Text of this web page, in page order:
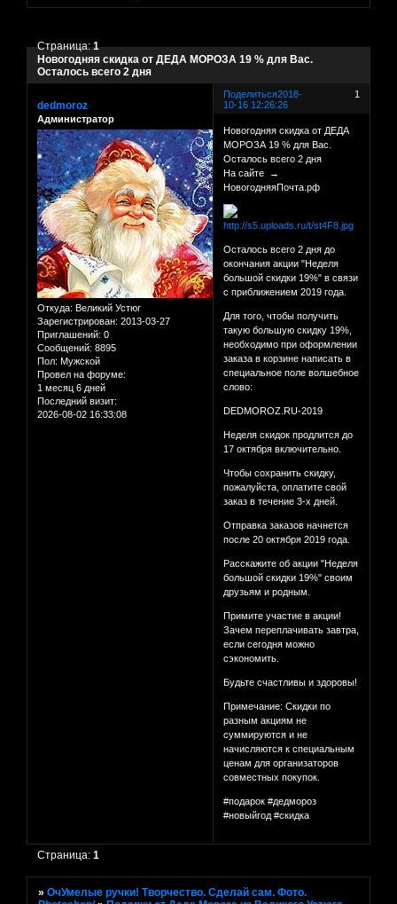
Новогодняя скидка от ДЕДА МОРОЗА 19 % для Вас.
Осталось всего 2 дня
Страница:1
Поделиться 1
2018-
10-16 12:26:26
dedmoroz
Администратор
Откуда: Великий Устюг
Зарегистрирован: 2013-03-27
Приглашений: 0
Сообщений: 8895
Пол: Мужской
Провел на форуме:
1 месяц 6 дней
Последний визит:
2026-08-02 16:33:08
Новогодняя скидка от ДЕДА
МОРОЗА 19 % для Вас.
Осталось всего 2 дня
На сайте →
НовогодняяПочта.рф
Осталось всего 2 дня до
окончания акции "Неделя
большой скидки 19%" в связи
с приближением 2019 года.
Для того, чтобы получить
такую большую скидку 19%,
необходимо при оформлении
заказа в корзине написать в
специальное поле волшебное
слово:
DEDMOROZ.RU-2019
Неделя скидок продлится до
17 октября включительно.
Чтобы сохранить скидку,
пожалуйста, оплатите свой
заказ в течение 3-х дней.
Отправка заказов начнется
после 20 октября 2019 года.
Расскажите об акции "Неделя
большой скидки 19%" своим
друзьям и родным.
Примите участие в акции!
Зачем переплачивать завтра,
если сегодня можно
сэкономить.
Будьте счастливы и здоровы!
Примечание: Скидки по
разным акциям не
суммируются и не
начисляются к специальным
ценам для организаторов
совместных покупок.
#подарок #дедмороз
#новыйгод #скидка
Страница:1
»ОчУмелые ручки! Творчество. Сделай сам. Фото.